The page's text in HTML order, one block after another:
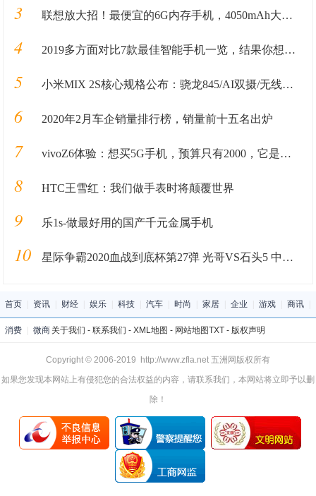
3 联想放大招！最便宜的6G内存手机，4050mAh大电池售价1098!
4 2019多方面对比7款最佳智能手机一览，结果你想象不到
5 小米MIX 2S核心规格公布：骁龙845/AI双摄/无线快充
6 2020年2月车企销量排行榜，销量前十五名出炉
7 vivoZ6体验：想买5G手机，预算只有2000，它是个选择
8 HTC王雪红：我们做手表时将颠覆世界
9 乐1s-做最好用的国产千元金属手机
10 星际争霸2020血战到底杯第27弹 光哥VS石头5 中场大战就看续兵
首页 资讯 财经 娱乐 科技 汽车 时尚 家居 企业 游戏 商讯
消费 微商 关于我们 - 联系我们 - XML地图 - 网站地图TXT- 版权声明
Copyright © 2006-2019 http://www.zfla.net 五洲网版权所有
如果您发现本网站上有侵犯您的合法权益的内容，请联系我们，本网站将立即予以删
除！